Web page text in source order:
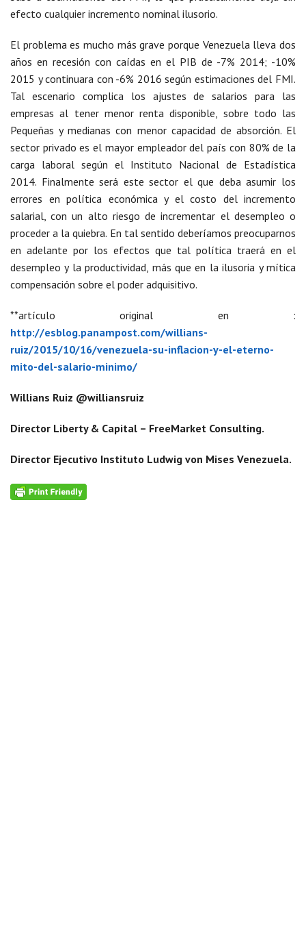
efecto cualquier incremento nominal ilusorio.
El problema es mucho más grave porque Venezuela lleva dos
años en recesión con caídas en el PIB de -7% 2014; -10%
2015 y continuara con -6% 2016 según estimaciones del FMI.
Tal escenario complica los ajustes de salarios para las
empresas al tener menor renta disponible, sobre todo las
Pequeñas y medianas con menor capacidad de absorción. El
sector privado es el mayor empleador del país con 80% de la
carga laboral según el Instituto Nacional de Estadística
2014. Finalmente será este sector el que deba asumir los
errores en política económica y el costo del incremento
salarial, con un alto riesgo de incrementar el desempleo o
proceder a la quiebra. En tal sentido deberíamos preocuparnos
en adelante por los efectos que tal política traerá en el
desempleo y la productividad, más que en la ilusoria y mítica
compensación sobre el poder adquisitivo.
**artículo original en :
http://esblog.panampost.com/willians-
ruiz/2015/10/16/venezuela-su-inflacion-y-el-eterno-
mito-del-salario-minimo/
Willians Ruiz @williansruiz
Director Liberty & Capital – FreeMarket Consulting.
Director Ejecutivo Instituto Ludwig von Mises Venezuela.